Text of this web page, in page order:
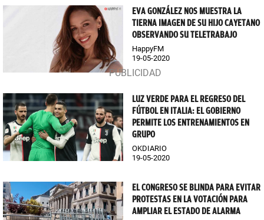
EVA GONZÁLEZ NOS MUESTRA LA
TIERNA IMAGEN DE SU HIJO CAYETANO
OBSERVANDO SU TELETRABAJO
HappyFM
19-05-2020
LUZ VERDE PARA EL REGRESO DEL
FÚTBOL EN ITALIA: EL GOBIERNO
PERMITE LOS ENTRENAMIENTOS EN
GRUPO
OKDIARIO
19-05-2020
EL CONGRESO SE BLINDA PARA EVITAR
PROTESTAS EN LA VOTACIÓN PARA
AMPLIAR EL ESTADO DE ALARMA